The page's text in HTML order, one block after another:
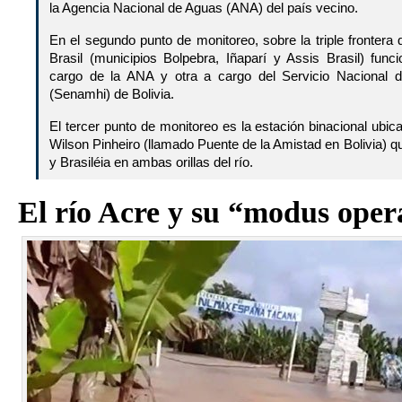
la Agencia Nacional de Aguas (ANA) del país vecino.
En el segundo punto de monitoreo, sobre la triple
Brasil (municipios Bolpebra, Iñaparí y Assis Brasil)
cargo de la ANA y otra a cargo del Servicio Nacional
(Senamhi) de Bolivia.
El tercer punto de monitoreo es la estación binacional
Wilson Pinheiro (llamado Puente de la Amistad en Bolivia)
y Brasiléia en ambas orillas del río.
El río Acre y su “modus